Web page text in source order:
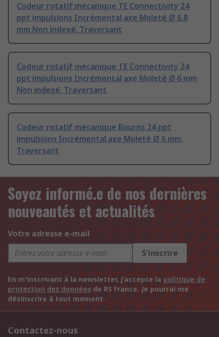
Codeur rotatif mécanique TE Connectivity 24
ppt impulsions Incrémental axe Moleté Ø 6.8
mm Non indexé, Traversant
Codeur rotatif mécanique TE Connectivity 24
ppt impulsions Incrémental axe Moleté Ø 6 mm
Non indexé, Traversant
Codeur rotatif mécanique Bourns 24 ppt
impulsions Incrémental axe Moleté Ø 6 mm,
Traversant
Soyez informé.e de nos dernières
nouveautés et actualités
Votre adresse e-mail
S'inscrire
En m'inscrivant à la newsletter, j'accepte la politique de
protection des données de RS France. Je pourrai me
désinscrire à tout moment.
Contactez-nous